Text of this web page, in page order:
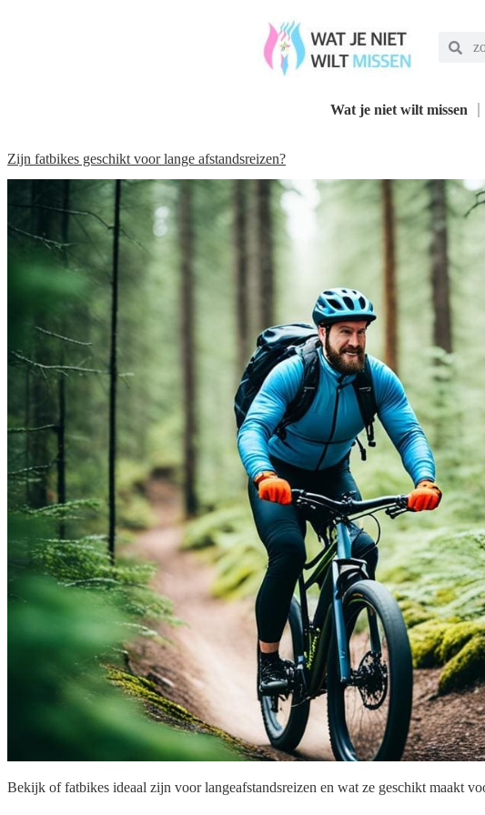
Wat je niet wilt missen
Zijn fatbikes geschikt voor lange afstandsreizen?
Bekijk of fatbikes ideaal zijn voor langeafstandsreizen en wat ze geschikt maakt